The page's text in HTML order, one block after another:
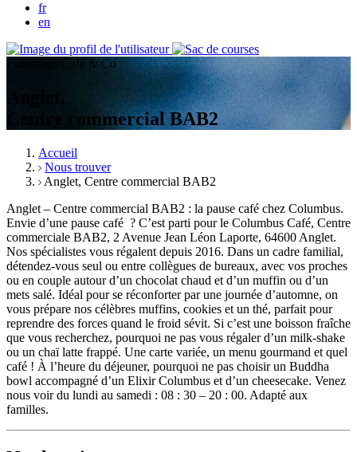
fr
en
Columbus Café & Co
Centre commercial BAB2
Accueil
Nous trouver
Anglet, Centre commercial BAB2
Anglet – Centre commercial BAB2 : la pause café chez Columbus.
Envie d’une pause café ? C’est parti pour le Columbus Café, Centre
commerciale BAB2, 2 Avenue Jean Léon Laporte, 64600 Anglet.
Nos spécialistes vous régalent depuis 2016. Dans un cadre familial,
détendez-vous seul ou entre collègues de bureaux, avec vos proches
ou en couple autour d’un chocolat chaud et d’un muffin ou d’un
mets salé. Idéal pour se réconforter par une journée d’automne, on
vous prépare nos célèbres muffins, cookies et un thé, parfait pour
reprendre des forces quand le froid sévit. Si c’est une boisson fraîche
que vous recherchez, pourquoi ne pas vous régaler d’un milk-shake
ou un chaï latte frappé. Une carte variée, un menu gourmand et quel
café ! À l’heure du déjeuner, pourquoi ne pas choisir un Buddha
bowl accompagné d’un Elixir Columbus et d’un cheesecake. Venez
nous voir du lundi au samedi : 08 : 30 – 20 : 00. Adapté aux
familles.